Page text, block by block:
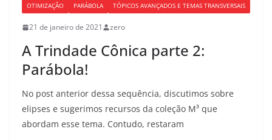
OTIMIZAÇÃO
PARÁBOLA TÓPICOS AVANÇADOS E TEMAS TRANSVERSAIS
21 de janeiro de 2021 zero
A Trindade Cônica parte 2:
Parábola!
No post anterior dessa sequência, discutimos sobre
elipses e sugerimos recursos da coleção M³ que
abordam esse tema. Contudo, restaram